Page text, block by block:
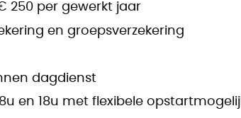
250 per gewerkt jaar
en groepsverzekering
dagdienst
en 18u met flexibele